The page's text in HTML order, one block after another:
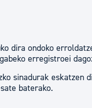
dira ondoko
erregistroei
sinadurak eskatzen
baterako.